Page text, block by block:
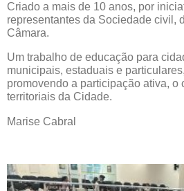
Criado a mais de 10 anos, por
representantes da Sociedade civil,
Câmara.
Um trabalho de educação para
municipais, estaduais e
promovendo a participação ativa,
territoriais da Cidade.
Marise Cabral